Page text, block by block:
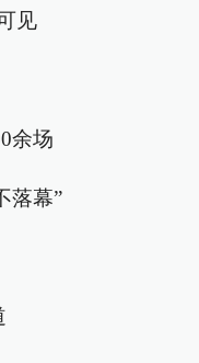
见
余场
落幕”